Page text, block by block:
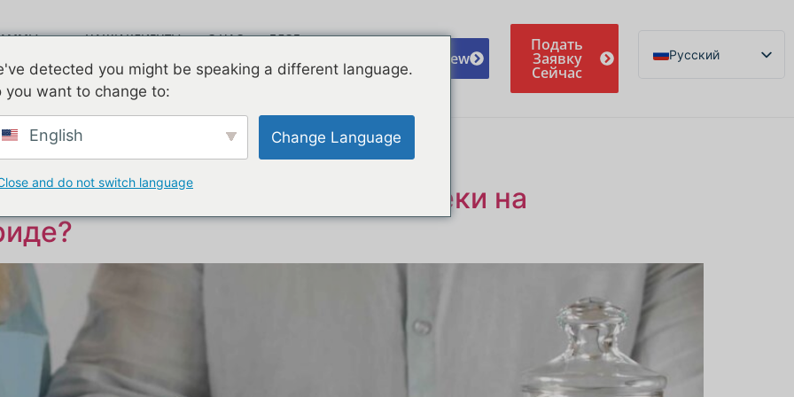
НАШИ КЛИЕНТЫ О НАС БЛОГ
СВЯЗАТЬСЯ С НАМИ
Leave A Review
Подать
Заявку
Сейчас
Русский
кредитов
взнос для ипотеки на
detected you might be speaking a different language.
you want to change to:
English Change Language
and do not switch language